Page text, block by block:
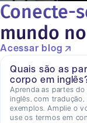
Conecte-
mundo
Acessar blog
Quais são as
corpo em
Aprenda as partes do
inglês, com tradução,
exemplos. Amplie o
use os termos em